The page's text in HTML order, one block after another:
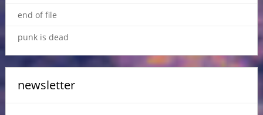
end of file
punk is dead
newsletter